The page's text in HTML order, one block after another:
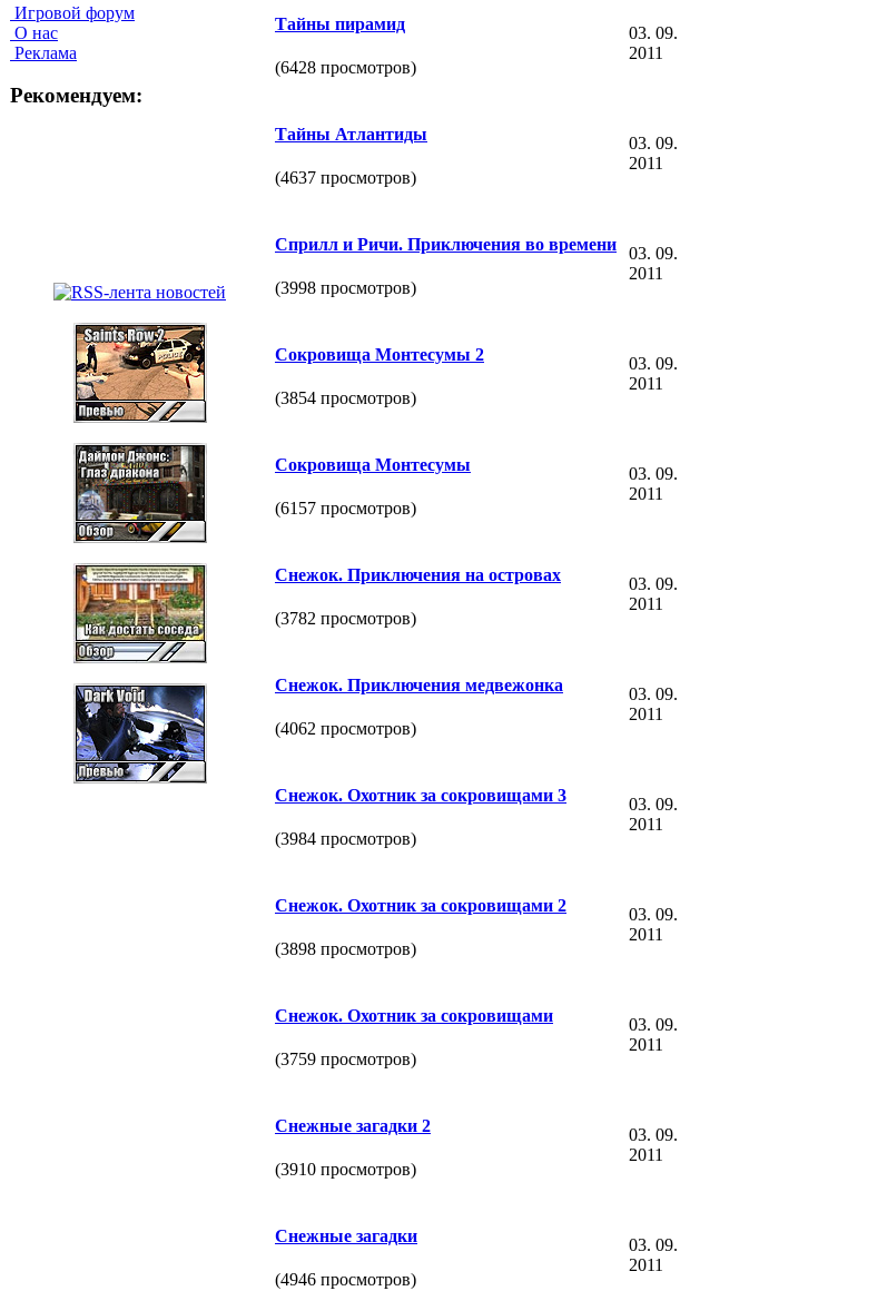
Игровой форум
О нас
Реклама
Рекомендуем:
Тайны пирамид
(6428 просмотров)
03. 09.
2011
Тайны Атлантиды
(4637 просмотров)
03. 09.
2011
Сприлл и Ричи. Приключения во времени
(3998 просмотров)
03. 09.
2011
Сокровища Монтесумы 2
(3854 просмотров)
03. 09.
2011
Сокровища Монтесумы
(6157 просмотров)
03. 09.
2011
Снежок. Приключения на островах
(3782 просмотров)
03. 09.
2011
Снежок. Приключения медвежонка
(4062 просмотров)
03. 09.
2011
Снежок. Охотник за сокровищами 3
(3984 просмотров)
03. 09.
2011
Снежок. Охотник за сокровищами 2
(3898 просмотров)
03. 09.
2011
Снежок. Охотник за сокровищами
(3759 просмотров)
03. 09.
2011
Снежные загадки 2
(3910 просмотров)
03. 09.
2011
Снежные загадки
(4946 просмотров)
03. 09.
2011